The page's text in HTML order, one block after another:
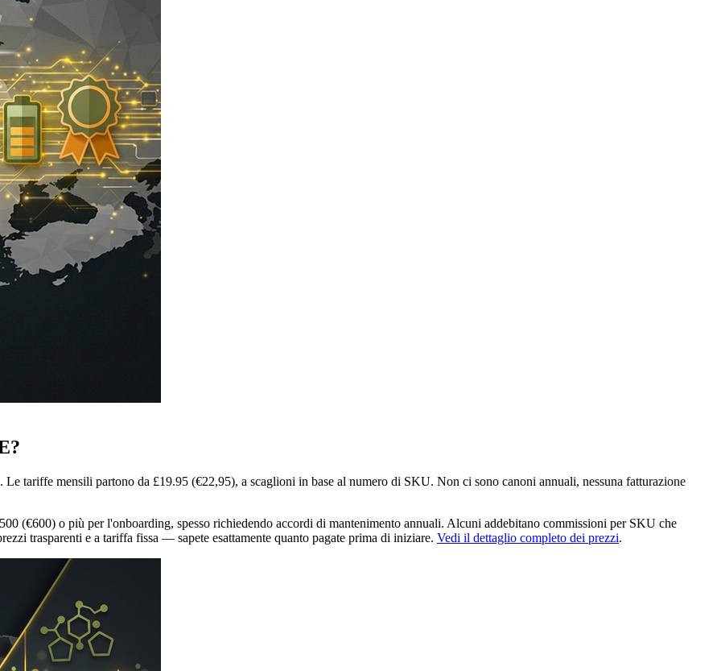
tariffe mensili partono da £19.95 (€22,95), a scaglioni in base al numero di SKU. Non ci sono canoni annuali, nessuna fatturazione
(€600) o più per l'onboarding, spesso richiedendo accordi di mantenimento annuali. Alcuni addebitano commissioni per SKU che
trasparenti e a tariffa fissa — sapete esattamente quanto pagate prima di iniziare. Vedi il dettaglio completo dei prezzi.